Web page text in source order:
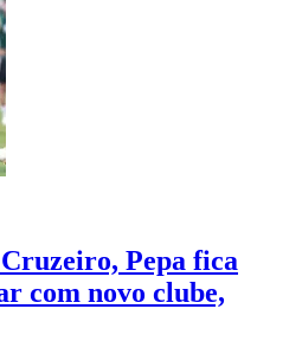
Pepa fica
com novo clube,